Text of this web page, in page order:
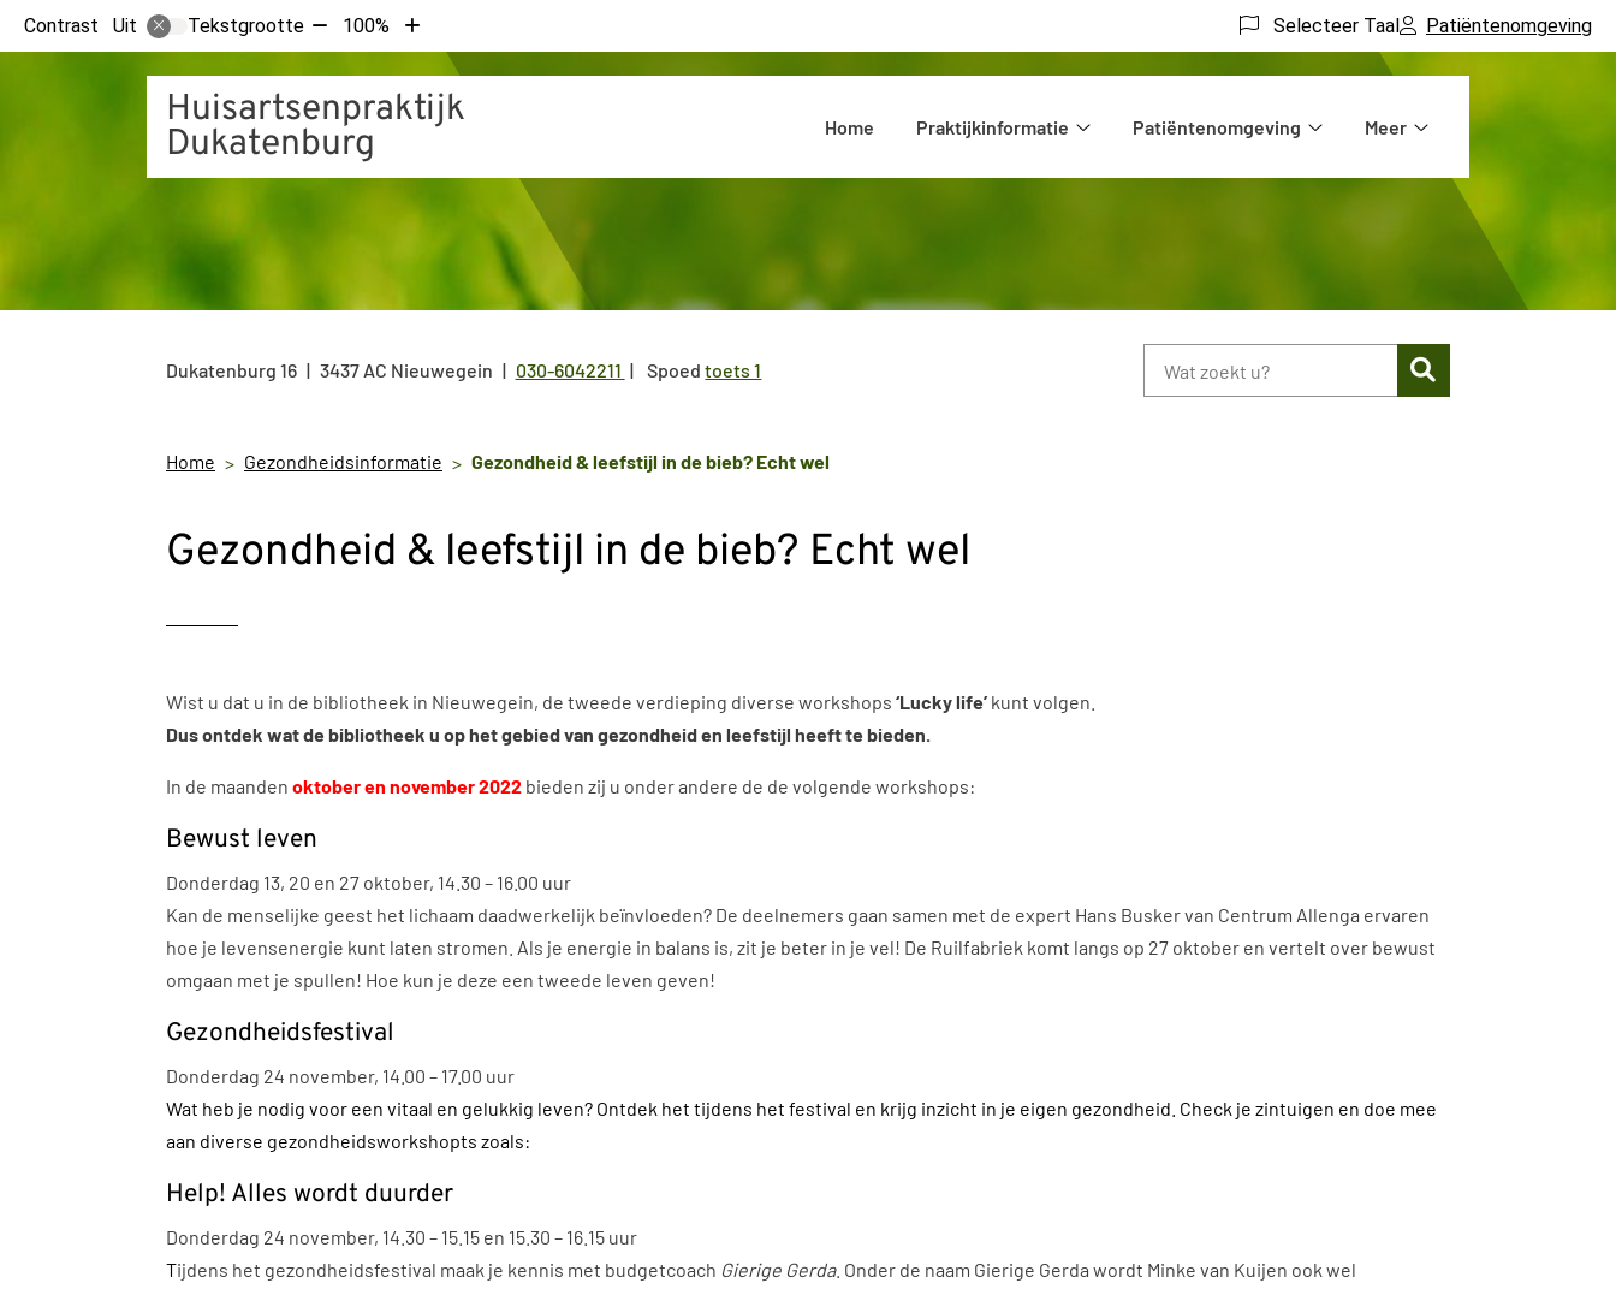
Contrast Uit Tekstgrootte Tekst
verkleinen
met
10%
100%
Tekst
vergroten
met
10%
Selecteer Taal Patiëntenomgeving
Huisartsenpraktijk
Dukatenburg Home
Praktijkinformatie
Patiëntenomgeving
Meer
Dukatenburg 16 3437 AC Nieuwegein Tel:
030-6042211 Spoed toets 1
Home Gezondheidsinformatie Gezondheid & leefstijl in de bieb? Echt wel
Gezondheid & leefstijl in de bieb? Echt wel
Wist u dat u in de bibliotheek in Nieuwegein, de tweede verdieping diverse workshops ‘Lucky life’ kunt volgen.
Dus ontdek wat de bibliotheek u op het gebied van gezondheid en leefstijl heeft te bieden.
In de maanden oktober en november 2022 bieden zij u onder andere de de volgende workshops:
Bewust leven
Donderdag 13, 20 en 27 oktober, 14.30 – 16.00 uur
Kan de menselijke geest het lichaam daadwerkelijk beïnvloeden? De deelnemers gaan samen met de expert Hans Busker van Centrum Allenga ervaren
hoe je levensenergie kunt laten stromen. Als je energie in balans is, zit je beter in je vel! De Ruilfabriek komt langs op 27 oktober en vertelt over bewust
omgaan met je spullen! Hoe kun je deze een tweede leven geven!
Gezondheidsfestival
Donderdag 24 november, 14.00 – 17.00 uur
Wat heb je nodig voor een vitaal en gelukkig leven? Ontdek het tijdens het festival en krijg inzicht in je eigen gezondheid. Check je zintuigen en doe mee
aan diverse gezondheidsworkshopts zoals:
Help! Alles wordt duurder
Donderdag 24 november, 14.30 – 15.15 en 15.30 – 16.15 uur
Tijdens het gezondheidsfestival maak je kennis met budgetcoach Gierige Gerda. Onder de naam Gierige Gerda wordt Minke van Kuijen ook wel